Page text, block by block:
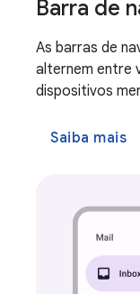
Barra de
As barras de
alternem entre
dispositivos
Saiba mais